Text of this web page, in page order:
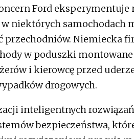
Ford
w niektórych samochodach
przechodniów. Niemiecka
w poduszki
i kierowcę przed
drogowych.
inteligentnych
bezpieczeństwa,